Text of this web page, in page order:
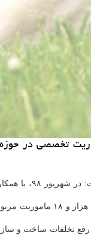
و حریم بان شهرداری تهران
تخلفات ساخت و